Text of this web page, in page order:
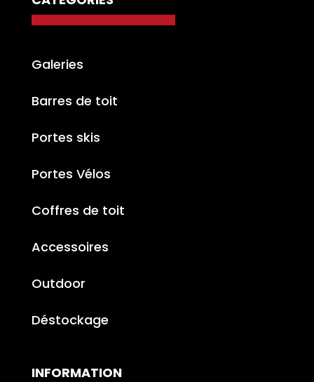
Galeries
Barres de toit
Portes skis
Portes Vélos
Coffres de toit
Accessoires
Outdoor
Déstockage
INFORMATION